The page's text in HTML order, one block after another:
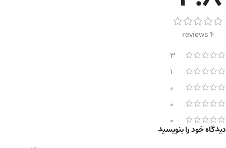
4 reviews
3
1
0
0
0
دیدگاه خود را بنویسید